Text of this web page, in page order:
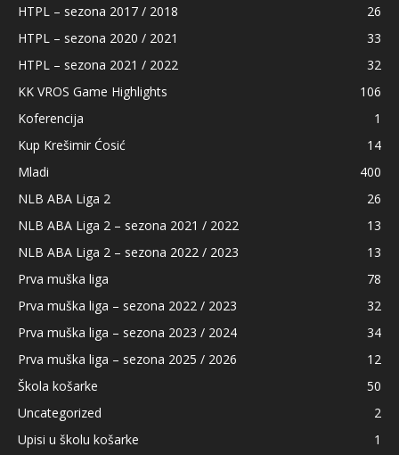
HTPL – sezona 2017 / 2018
26
HTPL – sezona 2020 / 2021
33
HTPL – sezona 2021 / 2022
32
KK VROS Game Highlights
106
Koferencija
1
Kup Krešimir Ćosić
14
Mladi
400
NLB ABA Liga 2
26
NLB ABA Liga 2 – sezona 2021 / 2022
13
NLB ABA Liga 2 – sezona 2022 / 2023
13
Prva muška liga
78
Prva muška liga – sezona 2022 / 2023
32
Prva muška liga – sezona 2023 / 2024
34
Prva muška liga – sezona 2025 / 2026
12
Škola košarke
50
Uncategorized
2
Upisi u školu košarke
1